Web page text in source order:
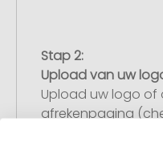
Stap 2:
Upload van uw
Upload uw logo
afrekenpagina